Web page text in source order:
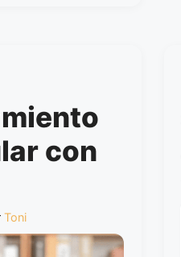
con
Toni